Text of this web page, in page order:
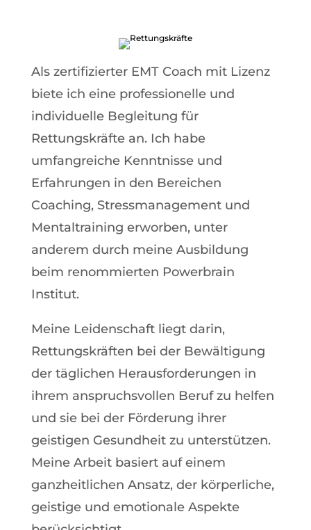
Als zertifizierter EMT Coach mit Lizenz
biete ich eine professionelle und
individuelle Begleitung für
Rettungskräfte an. Ich habe
umfangreiche Kenntnisse und
Erfahrungen in den Bereichen
Coaching, Stressmanagement und
Mentaltraining erworben, unter
anderem durch meine Ausbildung
beim renommierten Powerbrain
Institut.
Meine Leidenschaft liegt darin,
Rettungskräften bei der Bewältigung
der täglichen Herausforderungen in
ihrem anspruchsvollen Beruf zu helfen
und sie bei der Förderung ihrer
geistigen Gesundheit zu unterstützen.
Meine Arbeit basiert auf einem
ganzheitlichen Ansatz, der körperliche,
geistige und emotionale Aspekte